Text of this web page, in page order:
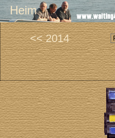
Heim
<< 2014